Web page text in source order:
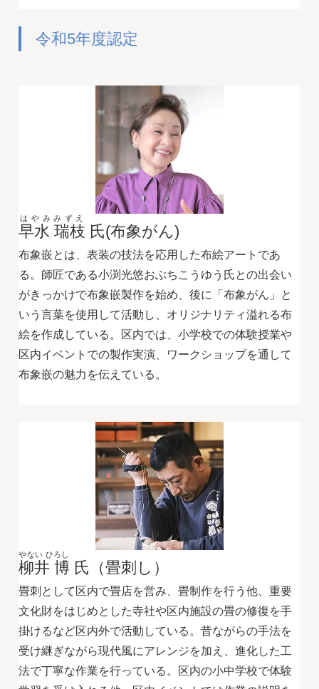
令和5年度認定
早水 瑞枝
はやみみずえ
氏(布象がん)
布象嵌とは、表装の技法を応用した布絵アートであ
る。師匠である小渕光悠おぶちこうゆう氏との出会い
がきっかけで布象嵌製作を始め、後に「布象がん」と
いう言葉を使用して活動し、オリジナリティ溢れる布
絵を作成している。区内では、小学校での体験授業や
区内イベントでの製作実演、ワークショップを通して
布象嵌の魅力を伝えている。
柳井 博
やない ひろし
氏（畳刺し）
畳刺として区内で畳店を営み、畳制作を行う他、重要
文化財をはじめとした寺社や区内施設の畳の修復を手
掛けるなど区内外で活動している。昔ながらの手法を
受け継ぎながら現代風にアレンジを加え、進化した工
法で丁寧な作業を行っている。区内の小中学校で体験